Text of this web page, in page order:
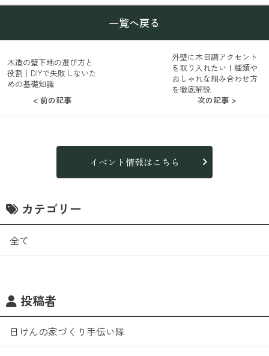
< 前の記事
木造の壁下地の選び方と
役割｜DIYで失敗しないた
めの基礎知識
一覧へ戻る
外壁に木目調アクセント
を取り入れたい！種類や
おしゃれな組み合わせ方
を徹底解説
次の記事 >
イベント情報はこちら
カテゴリー
全て
投稿者
日けんの家づくり手伝い隊